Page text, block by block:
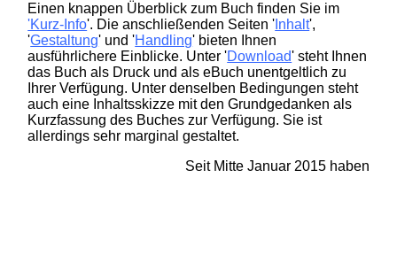
Einen knappen Überblick zum Buch finden Sie im
'Kurz-Info'. Die anschließenden Seiten ' Inhalt',
'Gestaltung' und 'Handling' bieten Ihnen
ausführlichere Einblicke. Unter 'Download' steht Ihnen
das Buch als Druck und als eBuch unentgeltlichzu
IhrerVerfügung. Unter denselben Bedingungen steht
auch eine Inhaltsskizze mit den Grundgedanken als
Kurzfassung des Buches zur Verfügung. Sie ist
allerdings sehr marginal gestaltet.
Seit Mitte Januar 2015 haben